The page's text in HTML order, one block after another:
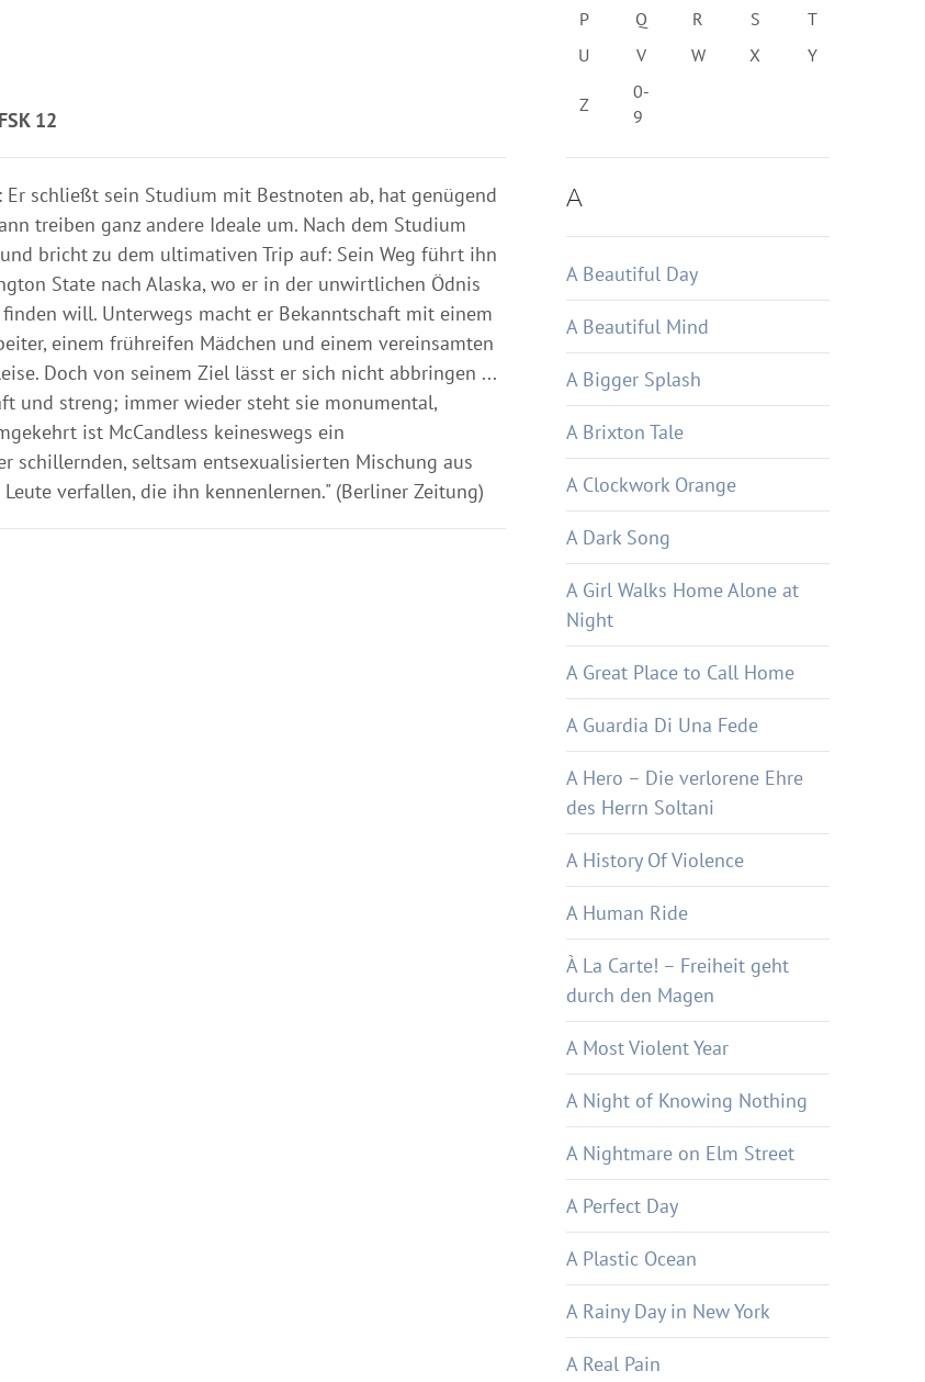
12
schließt sein Studium mit Bestnoten ab, hat genügend
treiben ganz andere Ideale um. Nach dem Studium
bricht zu dem ultimativen Trip auf: Sein Weg führt ihn
State nach Alaska, wo er in der unwirtlichen Ödnis
will. Unterwegs macht er Bekanntschaft mit einem
einem frühreifen Mädchen und einem vereinsamten
Doch von seinem Ziel lässt er sich nicht abbringen ...
und streng; immer wieder steht sie monumental,
ist McCandless keineswegs ein
schillernden, seltsam entsexualisierten Mischung aus
verfallen, die ihn kennenlernen." (Berliner Zeitung)
P
Q R S
T
U
V W X Y
Z
0-
9
A
A Beautiful Day
A Beautiful Mind
A Bigger Splash
A Brixton Tale
A Clockwork Orange
A Dark Song
A Girl Walks Home Alone at
Night
A Great Place to Call Home
A Guardia Di Una Fede
A Hero – Die verlorene Ehre
des Herrn Soltani
A History Of Violence
A Human Ride
À La Carte! – Freiheit geht
durch den Magen
A Most Violent Year
A Night of Knowing Nothing
A Nightmare on Elm Street
A Perfect Day
A Plastic Ocean
A Rainy Day in New York
A Real Pain